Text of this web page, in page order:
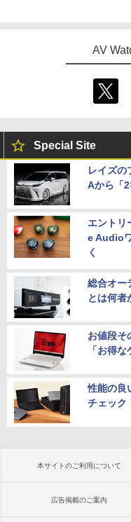
AV
Special Site
レイズの
Aから「
エントリ
e Audio
く
総合オー
とは何者
お値段そ
「お得
性能の良
チェック
本サイトのご利用について
広告掲載のご案内